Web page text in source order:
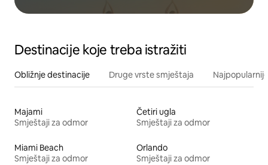
Destinacije koje treba istražiti
Obližnje destinacije Druge vrste smještaja
Majami
Smještaji za odmor
Četiri ugla
Smještaji za odmor
Miami Beach
Smještaji za odmor
Orlando
Smještaji za odmor